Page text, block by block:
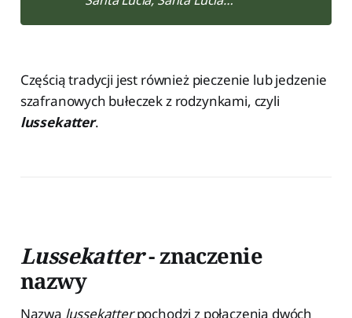
Częścią tradycji jest również pieczenie lub jedzenie
szafranowych bułeczek z rodzynkami, czyli
lussekatter.
Lussekatter- znaczenie
nazwy
Nazwa lussekatterpochodzi z połączenia dwóch